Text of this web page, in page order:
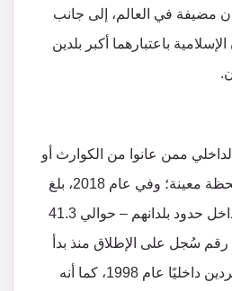
ضمن أكبر 10 بلدان مضيفة في العالم، إلى جانب
باعتبارهما أكبر بلدين
ممن عانوا من الكوارث أو
النزاعات والعنف خلال لحظة معينة؛ وفي عام 2018، بلغ
عدد المشردين داخليًا – داخل حدود بلدانهم – حوالي 41.3
سُجل على الإطلاق منذ بدأ
مركز رصد تسجيل المشردين داخليًا عام 1998، كما أنه